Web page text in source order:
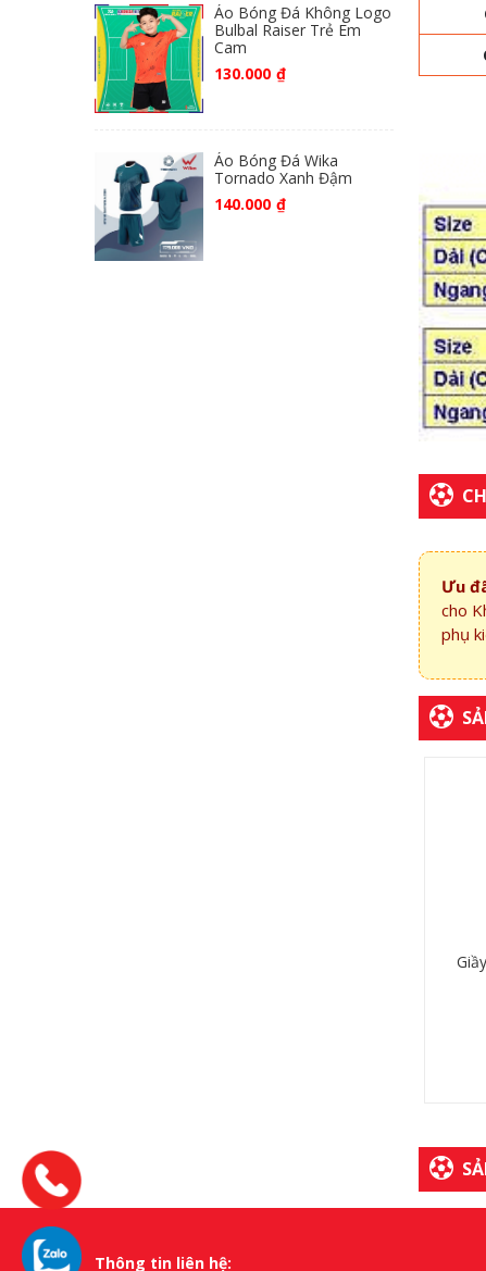
Ưu
cho
phụ
Áo Bóng Đá Không Logo
Bulbal Raiser Trẻ Em
Cam
130.000 ₫
Áo Bóng Đá Wika
Tornado Xanh Đậm
140.000 ₫
Thông tin liên hệ: